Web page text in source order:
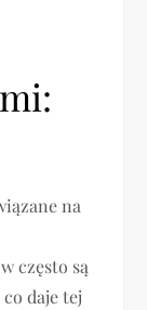
na
często są
daje tej